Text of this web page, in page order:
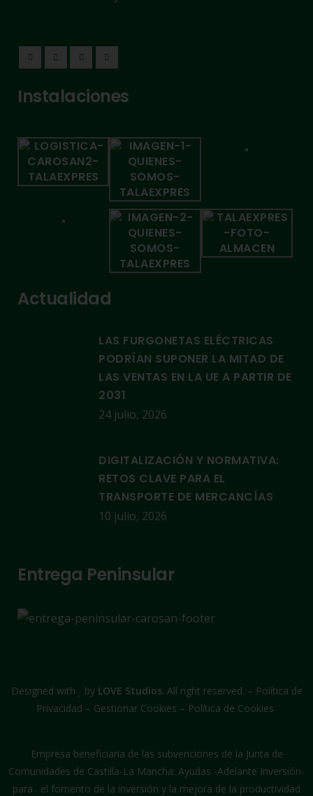
Instalaciones
Actualidad
LAS FURGONETAS ELÉCTRICAS
PODRÍAN SUPONER LA MITAD DE
LAS VENTAS EN LA UE A PARTIR DE
2031
24 julio, 2026
DIGITALIZACIÓN Y NORMATIVA:
RETOS CLAVE PARA EL
TRANSPORTE DE MERCANCÍAS
10 julio, 2026
Entrega Peninsular
Designed with by LOVE Studios. All right reserved. – Política de
Privacidad – Gestionar Cookies – Política de Cookies
Empresa beneficiaria de las subvenciones de la Junta de
Comunidades de Castilla-La Mancha: Ayudas -Adelante Inversión-
para . el fomento de la inversión y la mejora de la productividad